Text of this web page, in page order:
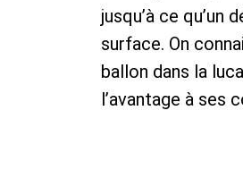
jusqu’à ce
surface. On
ballon dans la
l’avantage à ses